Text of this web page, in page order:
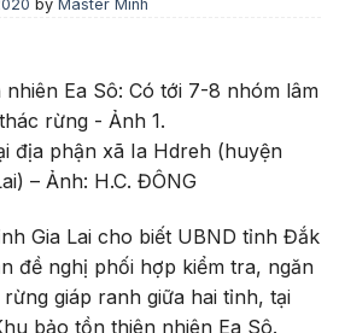
by Master Minh
địa phận xã Ia Hdreh (huyện
– Ảnh: H.C. ĐÔNG
Gia Lai cho biết UBND tỉnh Đắk
đề nghị phối hợp kiểm tra, ngăn
giáp ranh giữa hai tỉnh, tại
bảo tồn thiên nhiên Ea Sô.